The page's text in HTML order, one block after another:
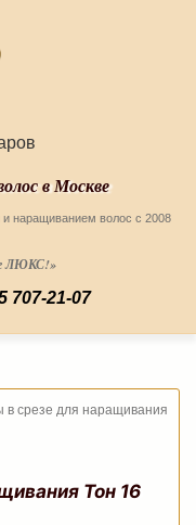
в Москве
и наращиванием волос с 2008
ЛЮКС!»
707-21-07
в срезе для наращивания
Тон 16